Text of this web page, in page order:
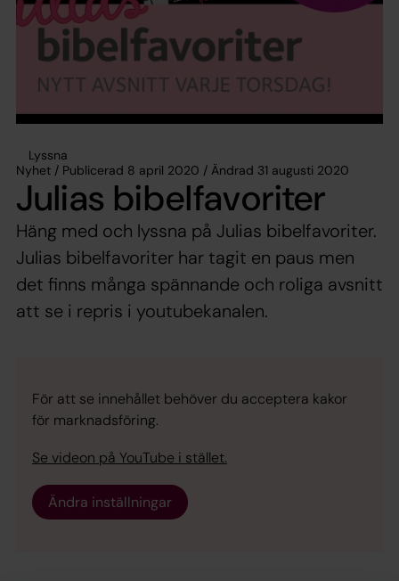
Lyssna
Nyhet / Publicerad 8 april 2020 / Ändrad 31 augusti 2020
Julias bibelfavoriter
Häng med och lyssna på Julias bibelfavoriter.
Julias bibelfavoriter har tagit en paus men
det finns många spännande och roliga avsnitt
att se i repris i youtubekanalen.
För att se innehållet behöver du acceptera kakor
för marknadsföring.
Se videon på YouTube i stället.
Ändra inställningar